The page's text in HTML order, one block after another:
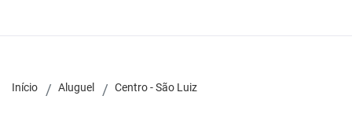
Início Aluguel Centro - São Luiz